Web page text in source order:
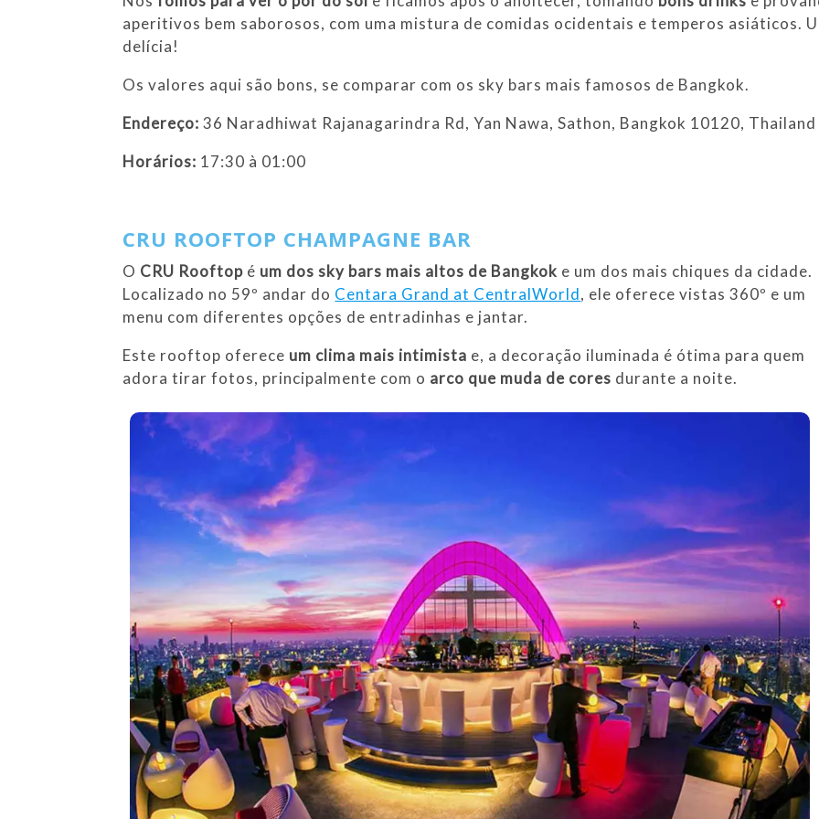
aperitivos bem saborosos, com uma mistura de comidas ocidentais e temperos asiáticos.
delícia!
Os valores aqui são bons, se comparar com os sky bars mais famosos de Bangkok.
Endereço:36 Naradhiwat Rajanagarindra Rd, Yan Nawa, Sathon, Bangkok 10120, Thailand
Horários: 17:30 à 01:00
CRU ROOFTOP CHAMPAGNE BAR
O CRU Rooftop é um dos sky bars mais altos de Bangkok e um dos mais chiques da cidade.
Localizado no 59º andar do Centara Grand at CentralWorld, ele oferece vistas 360º e um
menu com diferentes opções de entradinhas e jantar.
Este rooftop oferece um clima mais intimista e, a decoração iluminada é ótima para quem
adora tirar fotos, principalmente com o arco que muda de cores durante a noite.